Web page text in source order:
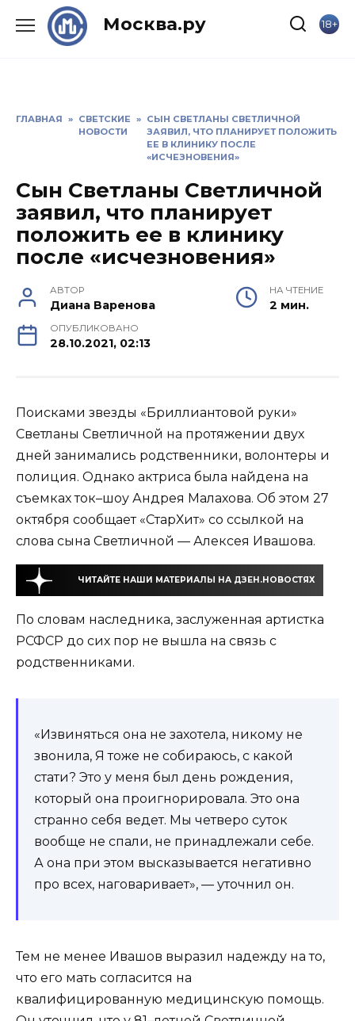
Москва.ру 18+
ГЛАВНАЯ » СВЕТСКИЕ
НОВОСТИ
» СЫН СВЕТЛАНЫ СВЕТЛИЧНОЙ
ЗАЯВИЛ, ЧТО ПЛАНИРУЕТ ПОЛОЖИТЬ
ЕЕ В КЛИНИКУ ПОСЛЕ
«ИСЧЕЗНОВЕНИЯ»
Сын Светланы Светличной
заявил, что планирует
положить ее в клинику
после «исчезновения»
АВТОР
Диана Варенова
НА ЧТЕНИЕ
2 мин.
ОПУБЛИКОВАНО
28.10.2021, 02:13
Поисками звезды «Бриллиантовой руки»
Светланы Светличной на протяжении двух
дней занимались родственники, волонтеры и
полиция. Однако актриса была найдена на
съемках ток–шоу Андрея Малахова. Об этом 27
октября сообщает «СтарХит» со ссылкой на
слова сына Светличной — Алексея Ивашова.
ЧИТАЙТЕ НАШИ МАТЕРИАЛЫ НА ДЗЕН.НОВОСТЯХ
По словам наследника, заслуженная артистка
РСФСР до сих пор не вышла на связь с
родственниками.
«Извиняться она не захотела, никому не
звонила, Я тоже не собираюсь, с какой
стати? Это у меня был день рождения,
который она проигнорировала. Это она
странно себя ведет. Мы четверо суток
вообще не спали, не принадлежали себе.
А она при этом высказывается негативно
про всех, наговаривает», — уточнил он.
Тем не менее Ивашов выразил надежду на то,
что его мать согласится на
квалифицированную медицинскую помощь.